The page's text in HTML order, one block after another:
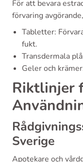
För att bevara
förvaring
Tabletter:
fukt.
Transdermala
Geler och
Riktlinjer
Sverige
Apotekare och